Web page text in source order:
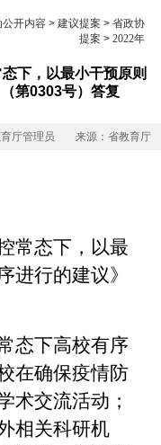
公开内容 >建议提案 >省政协
提案 >2022年
下，以最小干预原则
第0303号）答复
厅管理员 来源：省教育厅
常态下 ， 以最
进行的建议》
下高校有序
在确保疫情防
术交流活动；
相关科研机